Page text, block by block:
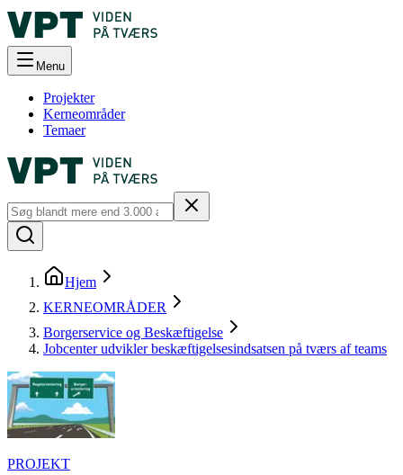
Menu
Projekter
Kerneområder
Temaer
Hjem
KERNEOMRÅDER
Borgerservice og Beskæftigelse
Jobcenter udvikler beskæftigelsesindsatsen på tværs af teams
PROJEKT